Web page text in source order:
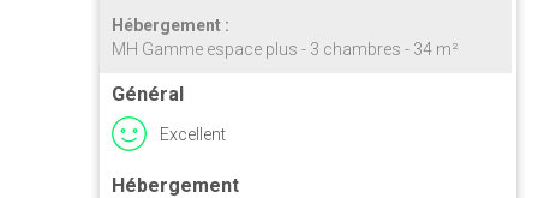
Hébergement :
MH Gamme espace plus - 3 chambres - 34 m²
Général
Excellent
Hébergement